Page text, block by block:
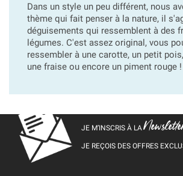
Dans un style un peu différent, nous
thème qui fait penser à la nature, il
déguisements qui ressemblent à des
légumes. C'est assez original, vous
ressembler à une carotte, un petit
une fraise ou encore un piment rouge !
JE M’INSCRIS À LA
JE REÇOIS DES OFFRES